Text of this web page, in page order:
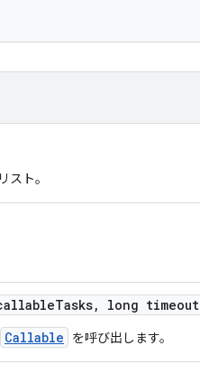
ト。
Tasks, long timeout
Callable を呼び出します。